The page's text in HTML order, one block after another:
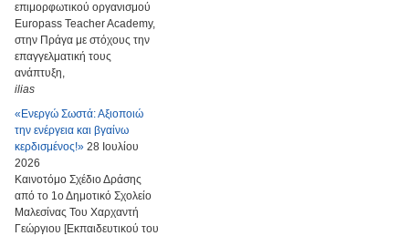
επιμορφωτικού οργανισμού
Europass Teacher Academy,
στην Πράγα με στόχους την
επαγγελματική τους
ανάπτυξη,
ilias
«Ενεργώ Σωστά: Αξιοποιώ
την ενέργεια και βγαίνω
κερδισμένος!» 28 Ιουλίου
2026
Καινοτόμο Σχέδιο Δράσης
από το 1ο Δημοτικό Σχολείο
Μαλεσίνας Του Χαρχαντή
Γεώργιου [Εκπαιδευτικού του